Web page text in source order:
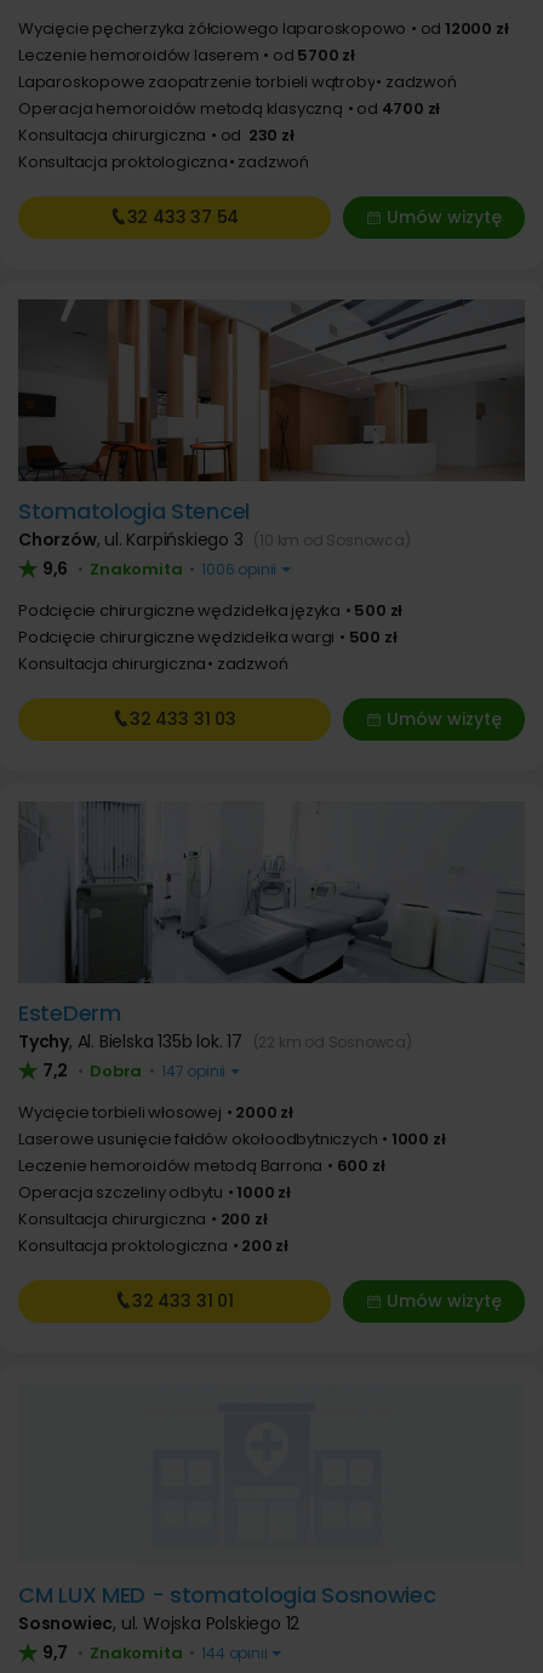
Wycięcie pęcherzyka żółciowego laparoskopowo od 12000 zł
Leczenie hemoroidów laserem
od 5700 zł
Laparoskopowe zaopatrzenie torbieli wątroby zadzwoń
Operacja hemoroidów metodą klasyczną
od 4700 zł
Konsultacja chirurgiczna
od 230 zł
Konsultacja proktologiczna zadzwoń
Umów wizytę
32 433 37 54
Stomatologia Stencel
Chorzów, ul. Karpińskiego 3 (10 km od Sosnowca)
9,6 • Znakomita • 1006 opinii
Podcięcie chirurgiczne wędzidełka języka
500 zł
Podcięcie chirurgiczne wędzidełka wargi
500 zł
Konsultacja chirurgiczna zadzwoń
Umów wizytę
32 433 31 03
EsteDerm
Tychy, Al. Bielska 135b lok. 17 (22 km od Sosnowca)
7,2 • Dobra • 147 opinii
Wycięcie torbieli włosowej
2000 zł
Laserowe usunięcie fałdów okołoodbytniczych
1000 zł
Leczenie hemoroidów metodą Barrona
600 zł
Operacja szczeliny odbytu
1000 zł
Konsultacja chirurgiczna
200 zł
Konsultacja proktologiczna
200 zł
Umów wizytę
32 433 31 01
CM LUX MED - stomatologia Sosnowiec
Sosnowiec, ul. Wojska Polskiego 12
9,7 • Znakomita • 144 opinii